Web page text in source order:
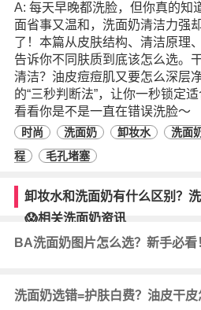
A: 每天早晚都洗脸，但你真的知
面省事又温和，洗面奶清洁力强
了！本篇从皮肤结构、清洁原理
告诉你不同肤质到底该怎么选。
清洁？油皮痘痘肌又要怎么深层
的“三秒判断法”，让你一秒锁定
看看你是不是一直在错误洗脸～
时尚 洗面奶 卸妆水 洗面
程
毛孔堵塞
卸妆水和洗面奶有什么区别？
😱相关洗面奶资讯
BA洗面奶图片怎么选？新手必看
洗面奶选错=护肤白费？油皮干皮